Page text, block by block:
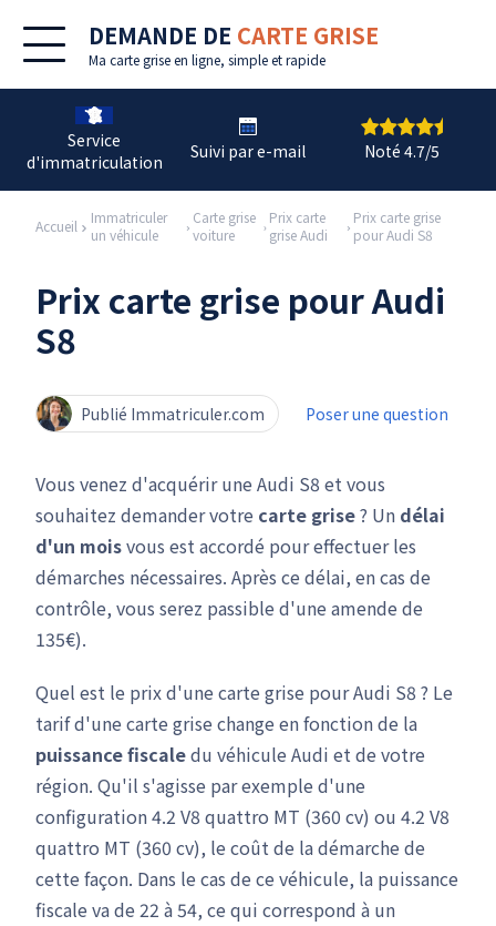
DEMANDE DE CARTE GRISE
Ma carte grise en ligne, simple et rapide
Service
d'immatriculation
Suivi par e-mail Noté 4.7/5
Accueil
Immatriculer
un véhicule
Carte grise
voiture
Prix carte
grise Audi
Prix carte grise
pour Audi S8
Prix carte grise pour Audi
S8
Publié Immatriculer.com Poser une question
Vous venez d'acquérir une Audi S8 et vous
souhaitez demander votre carte grise? Un délai
d'un moisvous est accordé pour effectuer les
démarches nécessaires. Après ce délai, en cas de
contrôle, vous serez passible d'une amende de
135€).
Quel est le prix d'une carte grise pour Audi S8 ? Le
tarif d'une carte grise change en fonction de la
puissance fiscaledu véhicule Audi et de votre
région. Qu'il s'agisse par exemple d'une
configuration 4.2 V8 quattro MT (360 cv) ou 4.2 V8
quattro MT (360 cv), le coût de la démarche de
cette façon. Dans le cas de ce véhicule, la puissance
fiscale va de 22 à 54, ce qui correspond à un